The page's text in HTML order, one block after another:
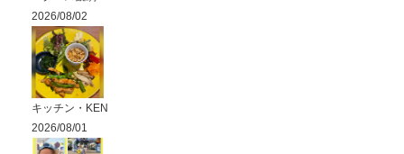
2026/08/02
キッチン・KEN
2026/08/01